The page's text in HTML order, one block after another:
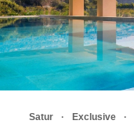
Satur Exclusive